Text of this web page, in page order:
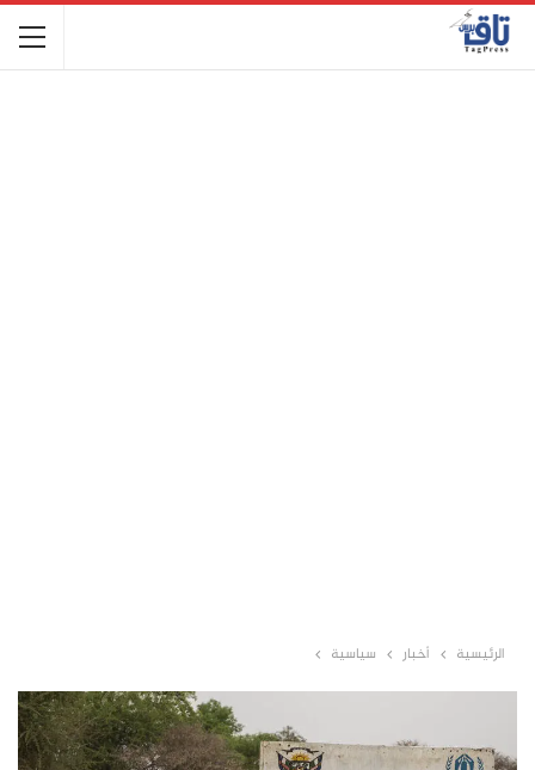
الرئيسية أخبار سياسية